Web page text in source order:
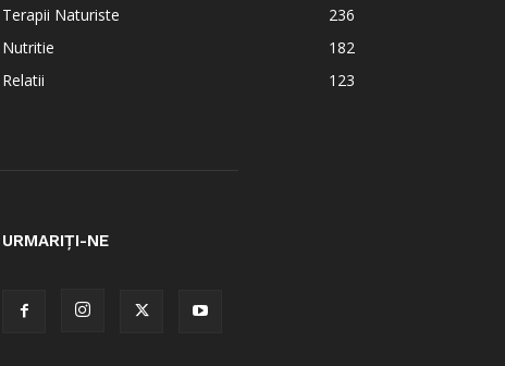
Terapii Naturiste
236
Nutritie
182
Relatii
123
URMARIȚI-NE